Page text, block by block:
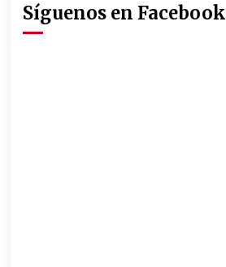
Síguenos en Facebook